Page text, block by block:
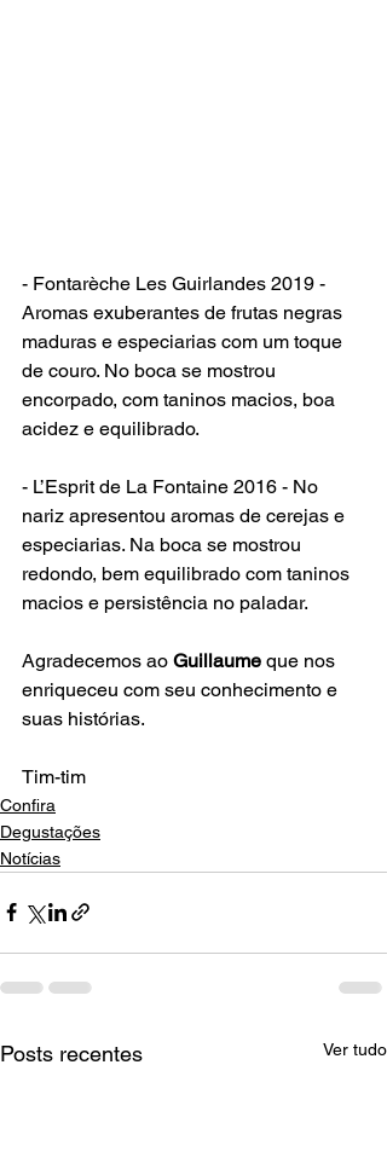
- Fontarèche Les Guirlandes 2019 -
Aromas exuberantes de frutas negras
maduras e especiarias com um toque
de couro. No boca se mostrou
encorpado, com taninos macios, boa
acidez e equilibrado.
- L’Esprit de La Fontaine 2016 - No
nariz apresentou aromas de cerejas e
especiarias. Na boca se mostrou
redondo, bem equilibrado com taninos
macios e persistência no paladar.
Agradecemos ao Guillaume que nos
enriqueceu com seu conhecimento e
suas histórias.
Tim-tim
Confira
Degustações
Notícias
Posts recentes Ver tudo